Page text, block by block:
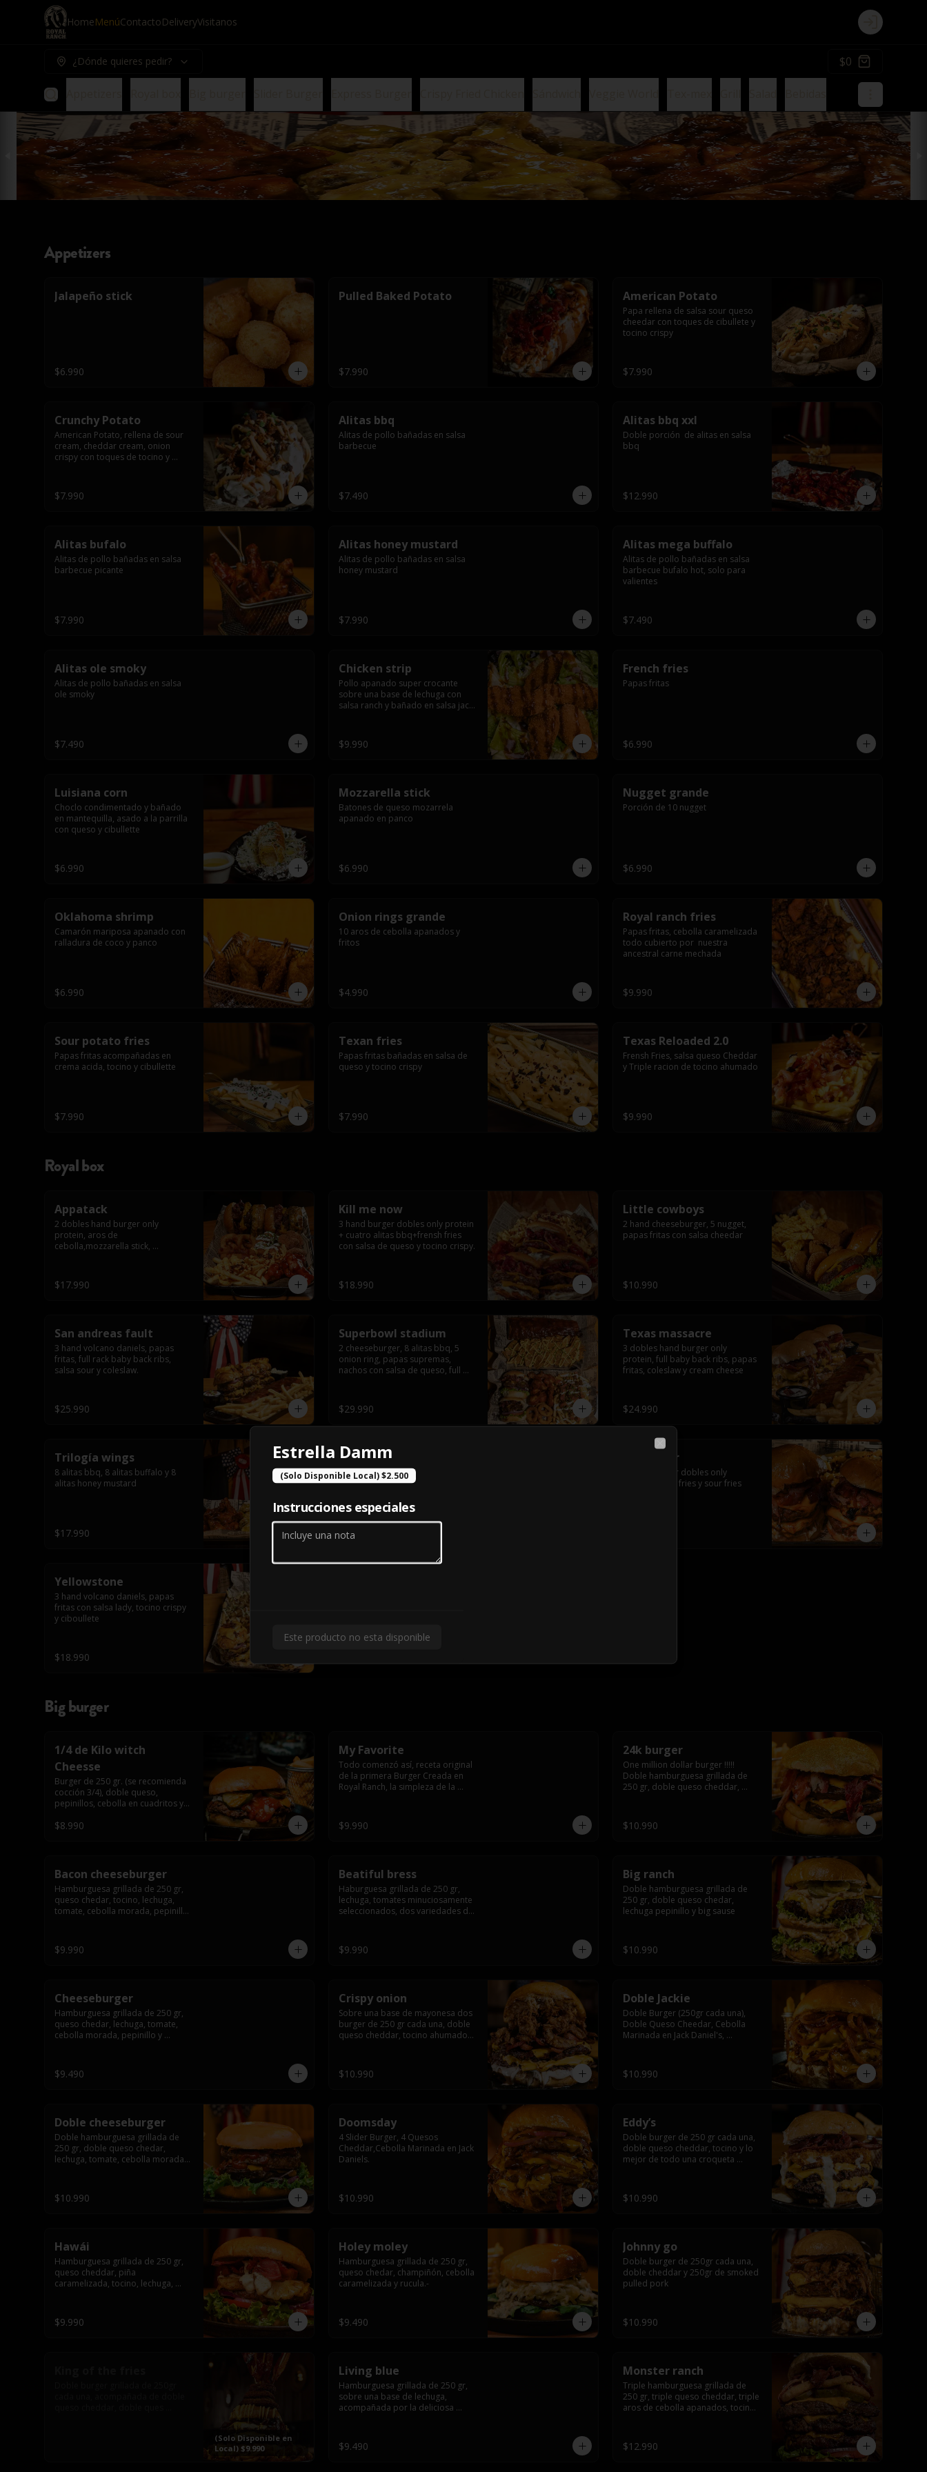
HomeMenúContactoDeliveryVisitanos Login
¿Dónde quieres pedir? $0
Appetizers
Jalapeño stick
$6.990
Pulled Baked Potato
$7.990
American Potato
Papa rellena de salsa sour queso
cheedar con toques de cibullete y
tocino crispy
$7.990
Crunchy Potato
American Potato, rellena de sour
cream, cheddar cream, onion
crispy con toques de tocino y
$7.990
Alitas bbq
Alitas de pollo bañadas en salsa
barbecue
$7.490
Alitas bbq xxl
Doble porción  de alitas en salsa
bbq
$12.990
Alitas bufalo
Alitas de pollo bañadas en salsa
barbecue picante
$7.990
Alitas honey mustard
Alitas de pollo bañadas en salsa
honey mustard
$7.990
Alitas mega buffalo
Alitas de pollo bañadas en salsa
barbecue bufalo hot, solo para
valientes
$7.490
Alitas ole smoky
Alitas de pollo bañadas en salsa
ole smoky
$7.490
Chicken strip
Pollo apanado super crocante
sobre una base de lechuga con
salsa ranch y bañado en salsa jack
$9.990
French fries
Papas fritas
$6.990
Luisiana corn
Choclo condimentado y bañado
en mantequilla, asado a la parrilla
con queso y cibullette
$6.990
Mozzarella stick
Batones de queso mozarrela
apanado en panco
$6.990
Nugget grande
Porción de 10 nugget
$6.990
Oklahoma shrimp
Camarón mariposa apanado con
ralladura de coco y panco
$6.990
Onion rings grande
10 aros de cebolla apanados y
fritos
$4.990
Royal ranch fries
Papas fritas, cebolla caramelizada
todo cubierto por  nuestra
ancestral carne mechada
$9.990
Sour potato fries
Papas fritas acompañadas en
crema acida, tocino y cibullette
$7.990
Texan fries
Papas fritas bañadas en salsa de
queso y tocino crispy
$7.990
Texas Reloaded 2.0
Frensh Fries, salsa queso Cheddar
y Triple racion de tocino ahumado
$9.990
Royal box
Appatack
2 dobles hand burger only
protein, aros de
cebolla,mozzarella stick,
queso y tocino crispy
$17.990
Kill me now
3 hand burger dobles only protein
+ cuatro alitas bbq+frensh fries
con salsa de queso y tocino crispy.
$18.990
Little cowboys
2 hand cheeseburger, 5 nugget,
papas fritas con salsa cheedar
$10.990
San andreas fault
3 hand volcano daniels, papas
fritas, full rack baby back ribs,
salsa sour y coleslaw.
$25.990
Superbowl stadium
2 cheeseburger, 8 alitas bbq, 5
onion ring, papas supremas,
nachos con salsa de queso, full
$29.990
Texas massacre
3 dobles hand burger only
protein, full baby back ribs, papas
fritas, coleslaw y cream cheese
$24.990
Trilogía wings
8 alitas bbq, 8 alitas buffalo y 8
alitas honey mustard
$17.990
Ultimate mega box
6 hand cheeseburger, sour potato
y tocino crispy
$24.990
World war
2 hand burger dobles only
protein, texas fries y sour fries
Yellowstone
3 hand volcano daniels, papas
fritas con salsa lady, tocino crispy
y ciboullete
$18.990
Big burger
1/4 de Kilo witch
Cheesse
Burger de 250 gr. (se recomienda
cocción 3/4), doble queso,
pepinillos, cebolla en cuadritos y
$8.990
My Favorite
Todo comenzó así, receta original
de la primera Burger Creada en
Royal Ranch, la simpleza de la
Mayonesa en la base y doble
queso cheddar
$9.990
24k burger
One million dollar burger !!!!!
Doble hamburguesa grillada de
250 gr, doble queso cheddar,
bollo de pan dorado con gold
glitter
$10.990
Bacon cheeseburger
Hamburguesa grillada de 250 gr,
queso chedar, tocino, lechuga,
tomate, cebolla morada, pepinillo
$9.990
Beatiful bress
Haburguesa grillada de 250 gr,
lechuga, tomates minuciosamente
seleccionados, dos variedades de
preparado lentamente en el grill,
para finalizar todo con una
$9.990
Big ranch
Doble hamburguesa grillada de
250 gr, doble queso chedar,
lechuga pepinillo y big sause
$10.990
Cheeseburger
Hamburguesa grillada de 250 gr,
queso chedar, lechuga, tomate,
cebolla morada, pepinillo y
$9.490
Crispy onion
Sobre una base de mayonesa dos
burger de 250 gr cada una, doble
queso cheddar, tocino ahumado y
$10.990
Doble Jackie
Doble Burger (250gr cada una),
Doble Queso Cheedar, Cebolla
Marinada en Jack Daniel's,
$10.990
Doble cheeseburger
Doble hamburguesa grillada de
250 gr, doble queso chedar,
lechuga, tomate, cebolla morada,
$10.990
Doomsday
4 Slider Burger, 4 Quesos
Cheddar,Cebolla Marinada en Jack
Daniels.
$10.990
Eddy’s
Doble burger de 250 gr cada una,
doble queso cheddar, tocino y lo
mejor de todo una croqueta
$10.990
Hawái
Hamburguesa grillada de 250 gr,
queso cheddar, piña
caramelizada, tocino, lechuga,
$9.990
Holey moley
Hamburguesa grillada de 250 gr,
queso chedar, champiñón, cebolla
caramelizada y rucula.-
$9.490
Johnny go
Doble burger de 250gr cada una,
doble cheddar y 250gr de smoked
pulled pork
$10.990
(Solo Disponible en
Local) $9.990
Living blue
Hamburguesa grillada de 250 gr,
sobre una base de lechuga,
acompañada por la deliciosa
en wisky jack daniels y salsa de
miel.-
$9.490
Monster ranch
Triple hamburguesa grillada de
250 gr, triple queso cheddar, triple
aros de cebolla apanados, tocino,
$12.990
Estrella Damm
(Solo Disponible Local) $2.500
Instrucciones especiales
Este producto no esta disponible
Close